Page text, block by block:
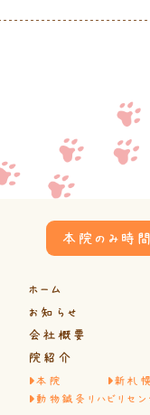
本院のみ時
ホーム
お知らせ
会社概要
院紹介
本院
新札
動物鍼灸リハビリセン